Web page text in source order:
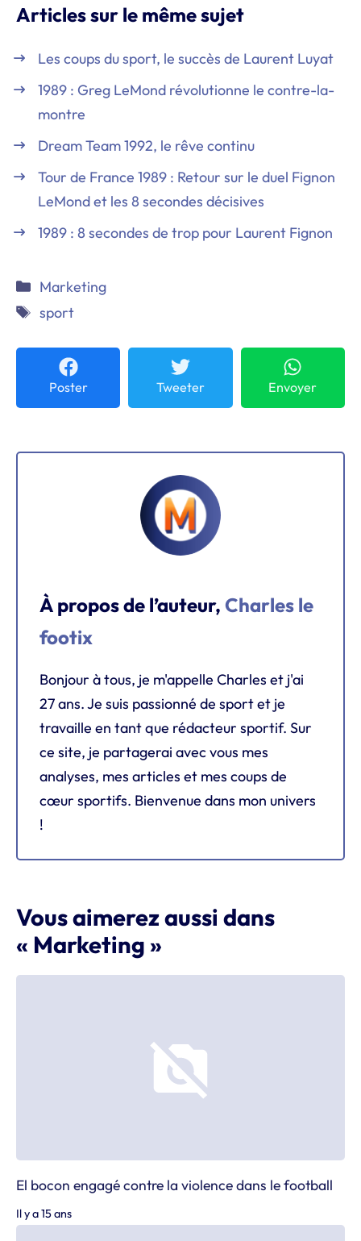
Articles sur le même sujet
Les coups du sport, le succès de Laurent Luyat
1989 : Greg LeMond révolutionne le contre-la-
montre
Dream Team 1992, le rêve continu
Tour de France 1989 : Retour sur le duel Fignon
LeMond et les 8 secondes décisives
1989 : 8 secondes de trop pour Laurent Fignon
Catégories
Marketing
Étiquettes
sport
Poster Tweeter Envoyer
À propos de l’auteur, Charles le
footix
Bonjour à tous, je m'appelle Charles et j'ai
27 ans. Je suis passionné de sport et je
travaille en tant que rédacteur sportif. Sur
ce site, je partagerai avec vous mes
analyses, mes articles et mes coups de
cœur sportifs. Bienvenue dans mon univers
!
Vous aimerez aussi dans
« Marketing »
El bocon engagé contre la violence dans le football
Il y a 15 ans